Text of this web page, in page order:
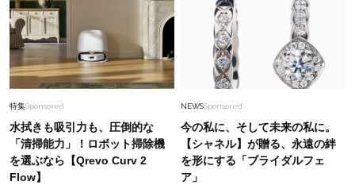
特集Sponsored
水拭きも吸引力も、圧倒的な
「清掃能力」！ロボット掃除機
を選ぶなら【Qrevo Curv 2
Flow】
NEWSSponsored
今の私に、そして未来の私に。
【シャネル】が贈る、永遠の絆
を形にする「ブライダルフェ
ア」